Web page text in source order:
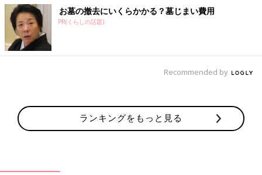
お墓の撤去にいくらかかる？墓じまい費用
PR(くらしの話題)
Recommended by
ランキングをもっと見る